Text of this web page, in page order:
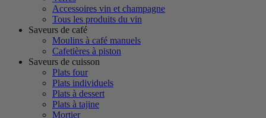
Accessoires vin et champagne
Tous les produits du vin
Saveurs de café
Moulins à café manuels
Cafetières à piston
Saveurs de cuisson
Plats four
Plats individuels
Plats à dessert
Plats à tajine
Mortier